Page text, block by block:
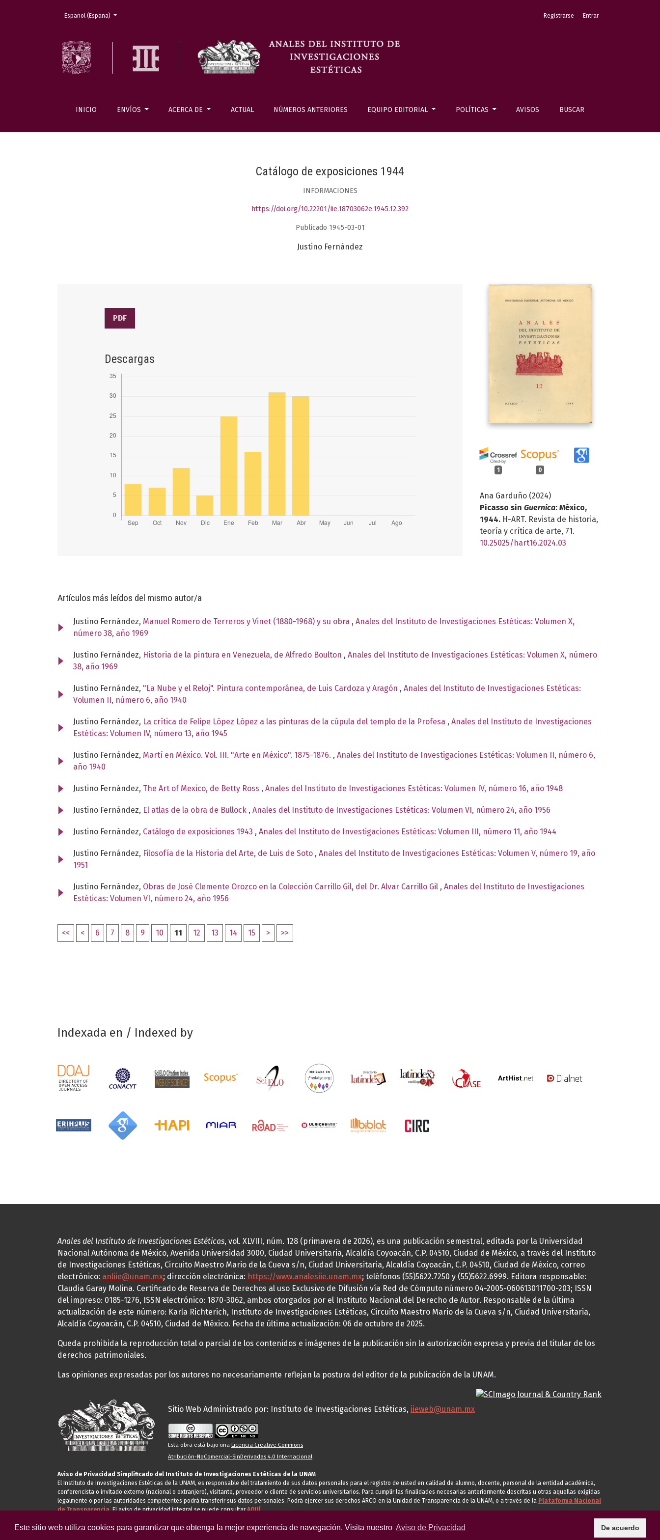
Este sitio web utiliza cookies para garantizar que obtenga la mejor experiencia de navegación. Visita nuestro Aviso de Privacidad De acuerdo
INICIO ENVÍOS ACERCA DE ACTUAL NÚMEROS ANTERIORES EQUIPO EDITORIAL POLÍTICAS AVISOS BUSCAR
Registrarse Entrar
Cambiar el idioma. El actual es:
Español (España)
Catálogo de exposiciones 1944
INFORMACIONES
https://doi.org/10.22201/iie.18703062e.1945.12.392
Publicado 1945-03-01
Justino Fernández
1 0
Ana Garduño (2024)
Picasso sin Guernica: México,
1944. H-ART. Revista de historia,
teoría y crítica de arte, 71.
10.25025/hart16.2024.03
PDF
Descargas
Artículos más leídos del mismo autor/a
Justino Fernández, Manuel Romero de Terreros y Vinet (1880-1968) y su obra , Anales del Instituto de Investigaciones Estéticas: Volumen X,
número 38, año 1969
Justino Fernández, Historia de la pintura en Venezuela, de Alfredo Boulton , Anales del Instituto de Investigaciones Estéticas: Volumen X, número
38, año 1969
Justino Fernández, "La Nube y el Reloj". Pintura contemporánea, de Luis Cardoza y Aragón , Anales del Instituto de Investigaciones Estéticas:
Volumen II, número 6, año 1940
Justino Fernández, La crítica de Felipe López López a las pinturas de la cúpula del templo de la Profesa , Anales del Instituto de Investigaciones
Estéticas: Volumen IV, número 13, año 1945
Justino Fernández, Martí en México. Vol. III. "Arte en México". 1875-1876. , Anales del Instituto de Investigaciones Estéticas: Volumen II, número 6,
año 1940
Justino Fernández, The Art of Mexico, de Betty Ross , Anales del Instituto de Investigaciones Estéticas: Volumen IV, número 16, año 1948
Justino Fernández, El atlas de la obra de Bullock , Anales del Instituto de Investigaciones Estéticas: Volumen VI, número 24, año 1956
Justino Fernández, Catálogo de exposiciones 1943 , Anales del Instituto de Investigaciones Estéticas: Volumen III, número 11, año 1944
Justino Fernández, Filosofía de la Historia del Arte, de Luis de Soto , Anales del Instituto de Investigaciones Estéticas: Volumen V, número 19, año
1951
Justino Fernández, Obras de José Clemente Orozco en la Colección Carrillo Gil, del Dr. Alvar Carrillo Gil , Anales del Instituto de Investigaciones
Estéticas: Volumen VI, número 24, año 1956
<< < 6 7 8 9 10 11 12 13 14 15 > >>
Indexada en / Indexed by
Anales del Instituto de Investigaciones Estéticas, vol. XLVIII, núm. 128 (primavera de 2026), es una publicación semestral, editada por la Universidad
Nacional Autónoma de México, Avenida Universidad 3000, Ciudad Universitaria, Alcaldía Coyoacán, C.P. 04510, Ciudad de México, a través del Instituto
de Investigaciones Estéticas, Circuito Maestro Mario de la Cueva s/n, Ciudad Universitaria, Alcaldía Coyoacán, C.P. 04510, Ciudad de México, correo
electrónico: anliie@unam.mx; dirección electrónica: https://www.analesiie.unam.mx; teléfonos (55)5622.7250 y (55)5622.6999. Editora responsable:
Claudia Garay Molina. Certificado de Reserva de Derechos al uso Exclusivo de Difusión vía Red de Cómputo número 04-2005-060613011700-203; ISSN
del impreso: 0185-1276, ISSN electrónico: 1870-3062, ambos otorgados por el Instituto Nacional del Derecho de Autor. Responsable de la última
actualización de este número: Karla Richterich, Instituto de Investigaciones Estéticas, Circuito Maestro Mario de la Cueva s/n, Ciudad Universitaria,
Alcaldía Coyoacán, C.P. 04510, Ciudad de México. Fecha de última actualización: 06 de octubre de 2025.
Queda prohibida la reproducción total o parcial de los contenidos e imágenes de la publicación sin la autorización expresa y previa del titular de los
derechos patrimoniales.
Las opiniones expresadas por los autores no necesariamente reflejan la postura del editor de la publicación de la UNAM.
Sitio Web Administrado por: Instituto de Investigaciones Estéticas, iieweb@unam.mx
Esta obra está bajo una Licencia Creative Commons
Atribución-NoComercial-SinDerivadas 4.0 Internacional.
Aviso de Privacidad Simplificado del Instituto de Investigaciones Estéticas de la UNAM
El Instituto de Investigaciones Estéticas de la UNAM, es responsable del tratamiento de sus datos personales para el registro de usted en calidad de alumno, docente, personal de la entidad académica,
conferencista o invitado externo (nacional o extranjero), visitante, proveedor o cliente de servicios universitarios. Para cumplir las finalidades necesarias anteriormente descritas u otras aquellas exigidas
legalmente o por las autoridades competentes podrá transferir sus datos personales. Podrá ejercer sus derechos ARCO en la Unidad de Transparencia de la UNAM, o a través de la Plataforma Nacional
de Transparencia.El aviso de privacidad integral se puede consultarAQUÍ